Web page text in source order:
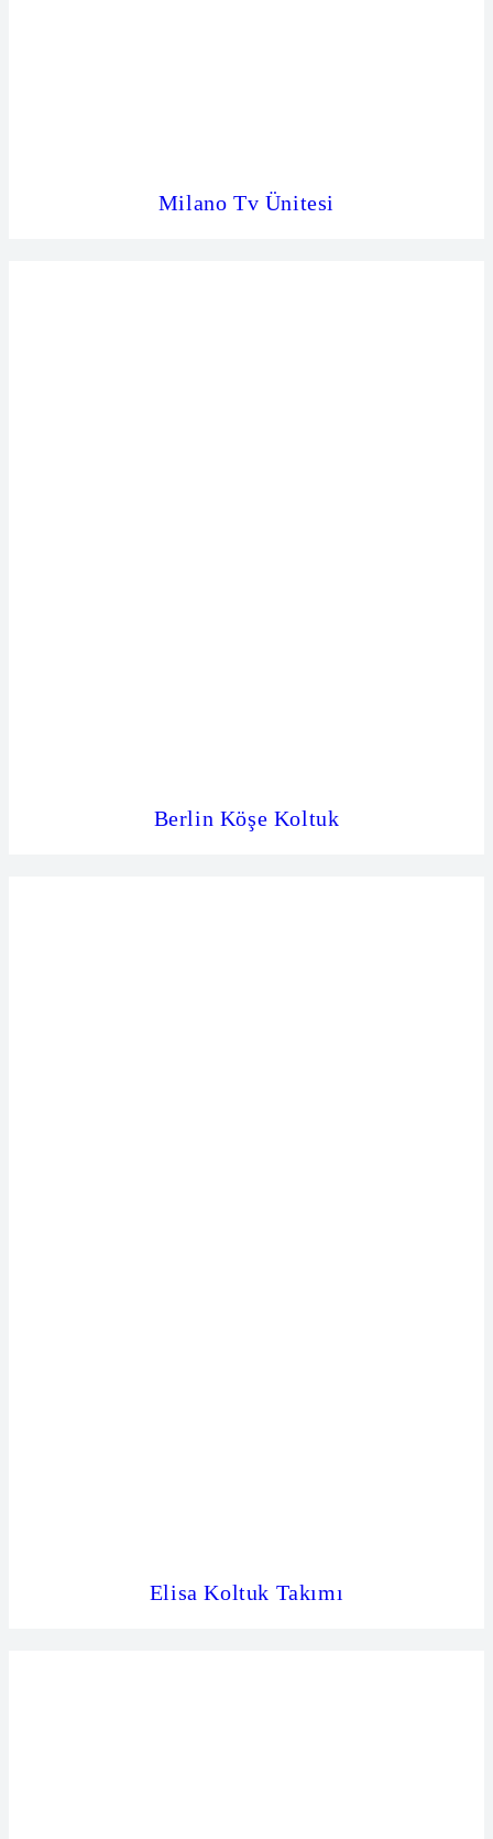
Milano Tv Ünitesi
Berlin Köşe Koltuk
Elisa Koltuk Takımı